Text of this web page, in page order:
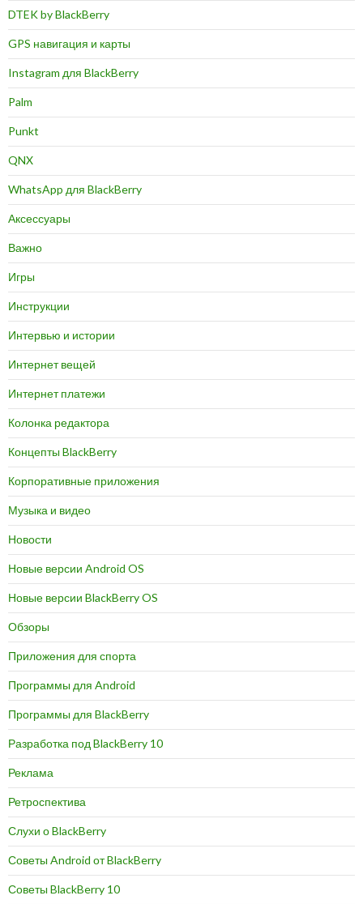
DTEK by BlackBerry
GPS навигация и карты
Instagram для BlackBerry
Palm
Punkt
QNX
WhatsApp для BlackBerry
Аксессуары
Важно
Игры
Инструкции
Интервью и истории
Интернет вещей
Интернет платежи
Колонка редактора
Концепты BlackBerry
Корпоративные приложения
Музыка и видео
Новости
Новые версии Android OS
Новые версии BlackBerry OS
Обзоры
Приложения для спорта
Программы для Android
Программы для BlackBerry
Разработка под BlackBerry 10
Реклама
Ретроспектива
Слухи о BlackBerry
Советы Android от BlackBerry
Советы BlackBerry 10